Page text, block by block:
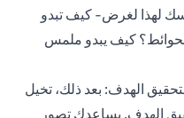
لهذا لغرض- كيف تبدو
كيف يبدو ملمس
الهدف: بعد ذلك، تخيل
الهدف. يساعدك تصور